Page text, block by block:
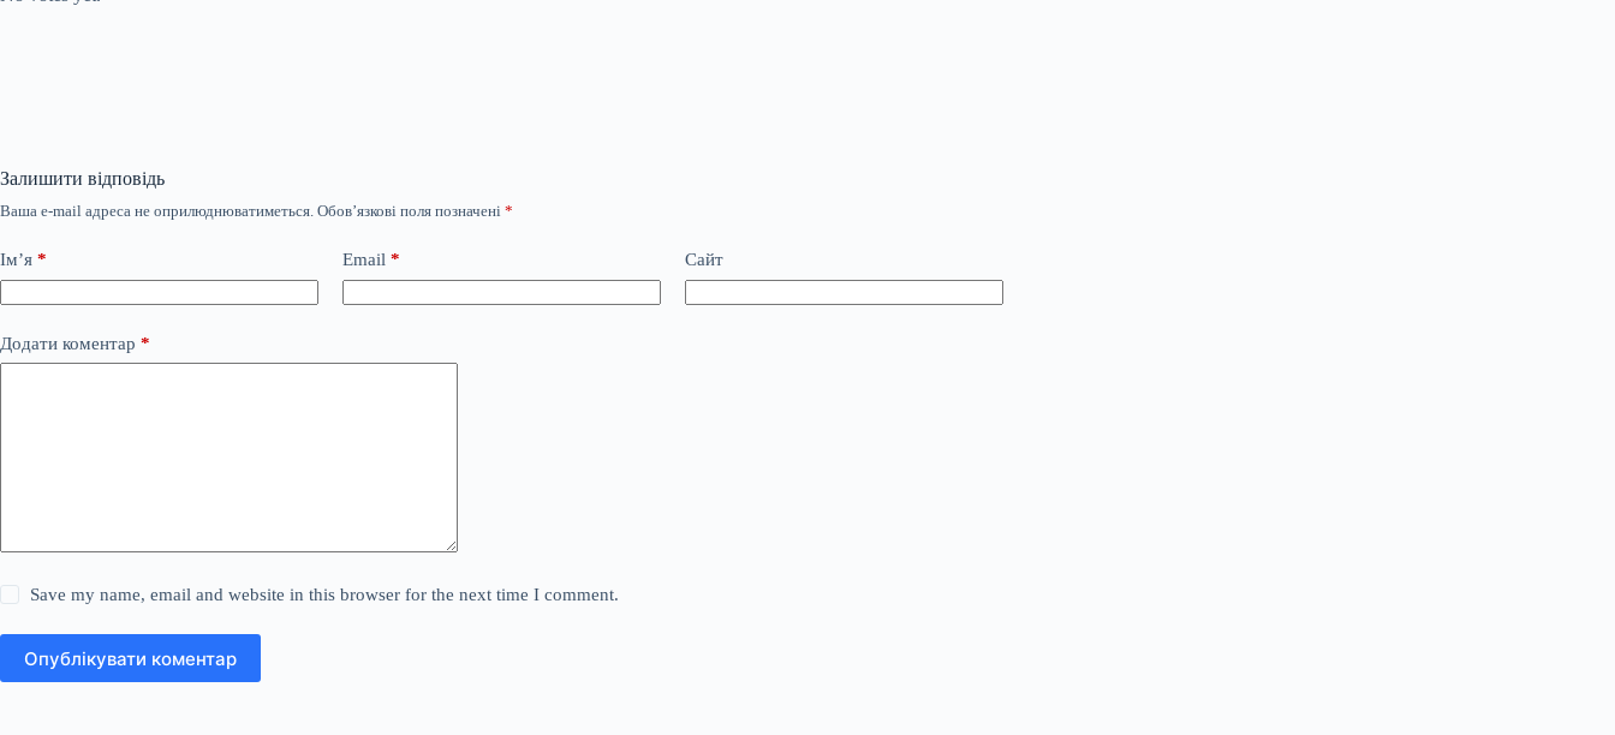
Залишити відповідь
Ваша e-mail адреса не оприлюднюватиметься. Обов’язкові поля позначені *
Ім’я * Email * Сайт
Додати коментар *
Save my name, email and website in this browser for the next time I comment.
Опублікувати коментар